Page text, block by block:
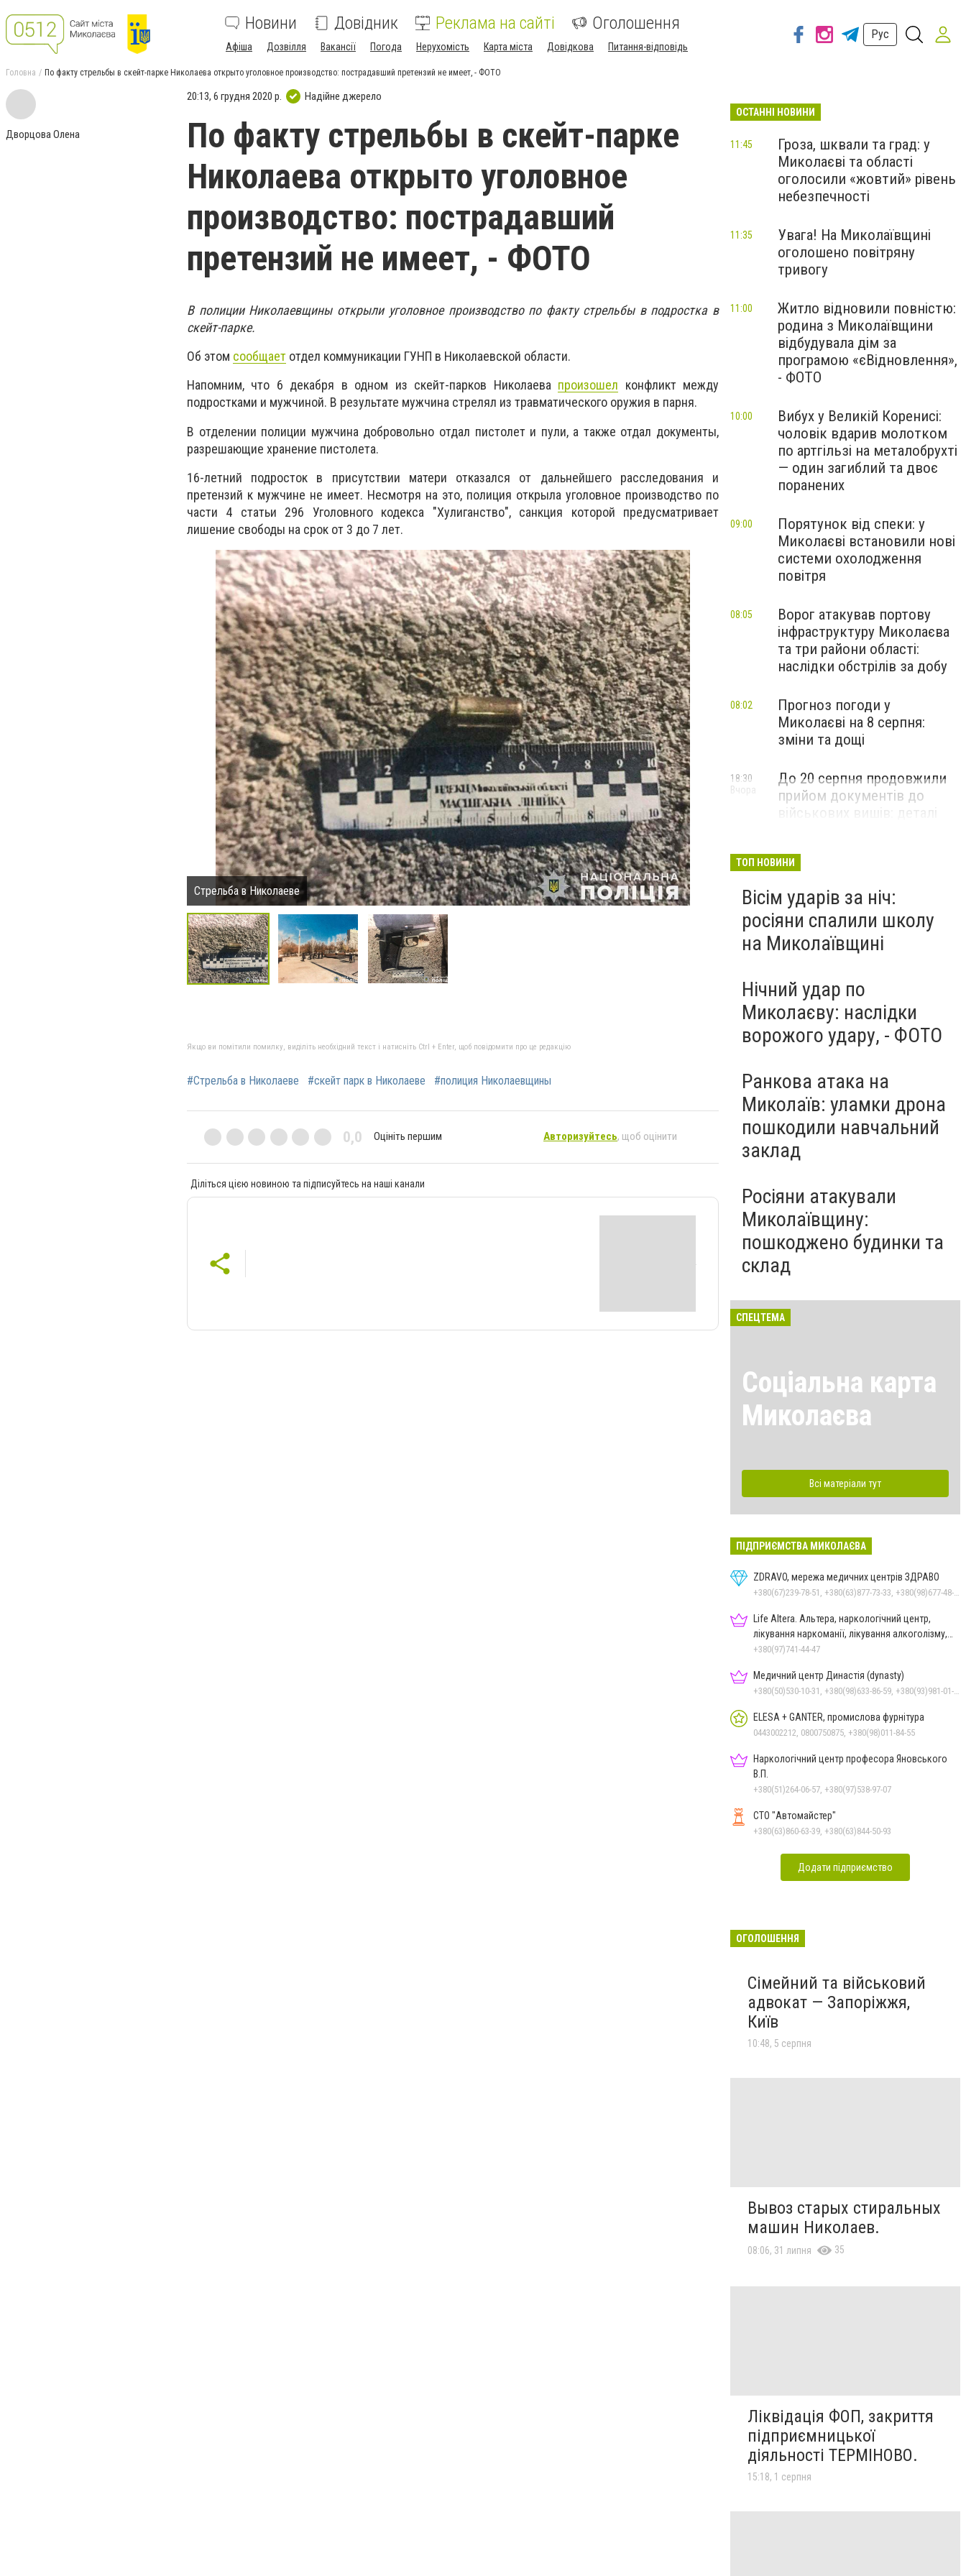
Новини Довідник Реклама на сайті Оголошення
Афіша Дозвілля Вакансії Погода Нерухомість Карта міста Довідкова Питання-відповідь
Рус
Головна По факту стрельбы в скейт-парке Николаева открыто уголовное производство: пострадавший претензий не имеет, - ФОТО
Дворцова Олена
20:13, 6 грудня 2020 р. Надійне джерело
По факту стрельбы в скейт-парке
Николаева открыто уголовное
производство: пострадавший
претензий не имеет, - ФОТО
В полиции Николаевщины открыли уголовное производство по факту стрельбы в подростка в
скейт-парке.
Об этом сообщает отдел коммуникации ГУНП в Николаевской области.
Напомним, что 6 декабря в одном из скейт-парков Николаева произошел конфликт между
подростками и мужчиной. В результате мужчина стрелял из травматического оружия в парня.
В отделении полиции мужчина добровольно отдал пистолет и пули, а также отдал документы,
разрешающие хранение пистолета.
16-летний подросток в присутствии матери отказался от дальнейшего расследования и
претензий к мужчине не имеет. Несмотря на это, полиция открыла уголовное производство по
части 4 статьи 296 Уголовного кодекса "Хулиганство", санкция которой предусматривает
лишение свободы на срок от 3 до 7 лет.
Стрельба в Николаеве Стрельба в Николаеве
Якщо ви помітили помилку, виділіть необхідний текст і натисніть Ctrl + Enter, щоб повідомити про це редакцію
#Стрельба в Николаеве #скейт парк в Николаеве #полиция Николаевщины
0,0 Оцініть першим Авторизуйтесь, щоб оцінити
Діліться цією новиною та підписуйтесь на наші канали
ОСТАННІ НОВИНИ
Гроза, шквали та град: у
Миколаєві та області
оголосили «жовтий» рівень
небезпечності
11:45
Увага! На Миколаївщині
оголошено повітряну
тривогу
11:35
Житло відновили повністю:
родина з Миколаївщини
відбудувала дім за
програмою «єВідновлення»,
- ФОТО
11:00
Вибух у Великій Коренисі:
чоловік вдарив молотком
по артгільзі на металобрухті
— один загиблий та двоє
поранених
10:00
Порятунок від спеки: у
Миколаєві встановили нові
системи охолодження
повітря
09:00
Ворог атакував портову
інфраструктуру Миколаєва
та три райони області:
наслідки обстрілів за добу
08:05
Прогноз погоди у
Миколаєві на 8 серпня:
зміни та дощі
08:02
До 20 серпня продовжили
прийом документів до
військових вишів: деталі
18:30
Вчора
ТОП НОВИНИ
Вісім ударів за ніч:
росіяни спалили школу
на Миколаївщині
Нічний удар по
Миколаєву: наслідки
ворожого удару, - ФОТО
Ранкова атака на
Миколаїв: уламки дрона
пошкодили навчальний
заклад
Росіяни атакували
Миколаївщину:
пошкоджено будинки та
склад
СПЕЦТЕМА
Соціальна карта
Миколаєва
Всі матеріали тут
ПІДПРИЄМСТВА МИКОЛАЄВА
ZDRAVO, мережа медичних центрів ЗДРАВО
Life Altera. Альтера, наркологічний центр,
лікування наркоманії, лікування алкоголізму,
зняття ломки
+380(97)741-44-47
Медичний центр Династія (dynasty)
ELESA + GANTER, промислова фурнітура
0443002212, 0800750875, +380(98)011-84-55
Наркологічний центр професора Яновського
В.П.
+380(51)264-06-57, +380(97)538-97-07
СТО "Автомайстер"
+380(63)860-63-39, +380(63)844-50-93
Додати підприємство
ОГОЛОШЕННЯ
Сімейний та військовий
адвокат — Запоріжжя,
Київ
10:48, 5 серпня
Вывоз старых стиральных
машин Николаев.
08:06, 31 липня 35
Ліквідація ФОП, закриття
підприємницької
діяльності ТЕРМІНОВО.
15:18, 1 серпня